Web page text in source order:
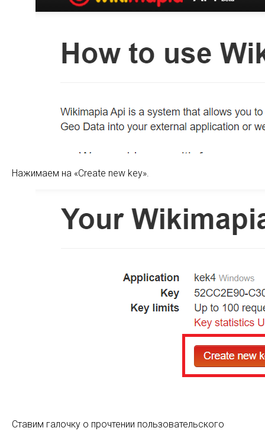
Нажимаем на «Create new key».
Ставим галочку о прочтении пользовательского